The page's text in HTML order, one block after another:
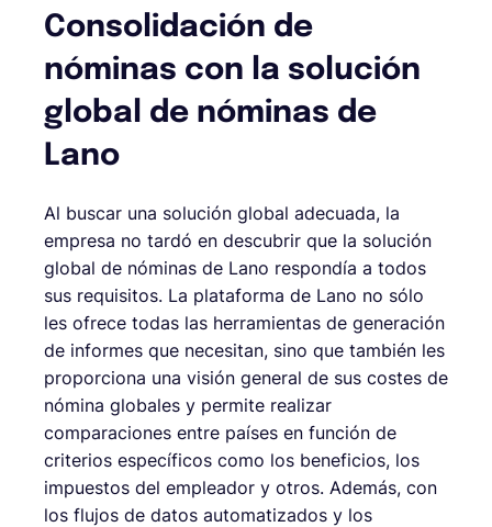
Consolidación de
nóminas con la solución
global de nóminas de
Lano
Al buscar una solución global adecuada, la
empresa no tardó en descubrir que la solución
global de nóminas de Lano respondía a todos
sus requisitos. La plataforma de Lano no sólo
les ofrece todas las herramientas de generación
de informes que necesitan, sino que también les
proporciona una visión general de sus costes de
nómina globales y permite realizar
comparaciones entre países en función de
criterios específicos como los beneficios, los
impuestos del empleador y otros. Además, con
los flujos de datos automatizados y los